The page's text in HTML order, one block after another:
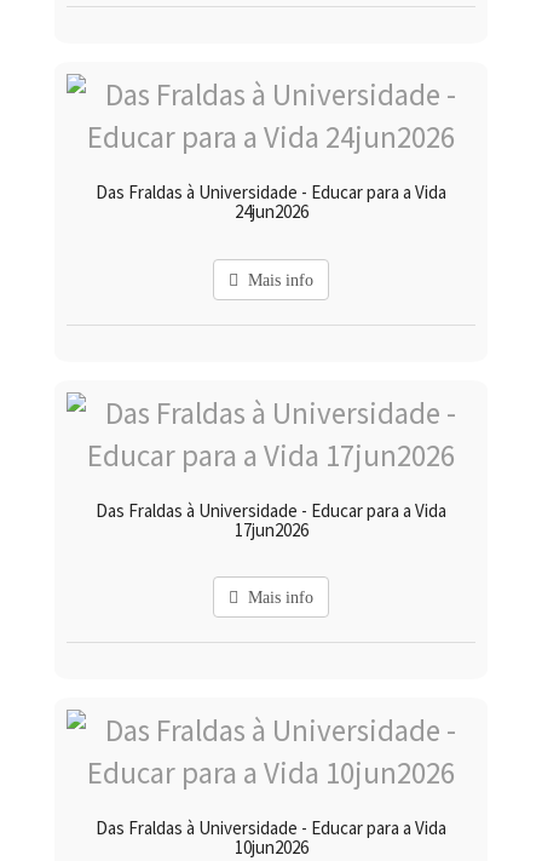
Das Fraldas à Universidade - Educar para a Vida
24jun2026
Mais info
Das Fraldas à Universidade - Educar para a Vida
17jun2026
Mais info
Das Fraldas à Universidade - Educar para a Vida
10jun2026